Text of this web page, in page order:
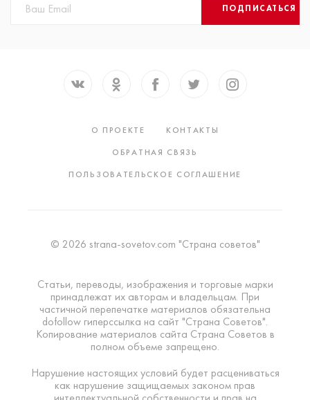
ПОДПИСАТЬСЯ
О ПРОЕКТЕ
КОНТАКТЫ
ОБРАТНАЯ СВЯЗЬ
ПОЛЬЗОВАТЕЛЬСКОЕ СОГЛАШЕНИЕ
© 2026 strana-sovetov.com "Страна советов"
Статьи, переводы, изображения и торговые марки
принадлежат их авторам и владельцам. При
частичной перепечатке материалов обязательна
dofollow гиперссылка на сайт "Страна Советов".
Копирование материалов сайта Страна Советов в
полном объеме запрещено.
Нарушение настоящих условий будет расцениваться
как нарушение защищаемых законом прав